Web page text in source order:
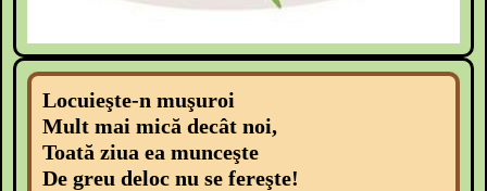
Locuieşte-n muşuroi
Mult mai mică decât noi,
Toată ziua ea munceşte
De greu deloc nu se fereşte!